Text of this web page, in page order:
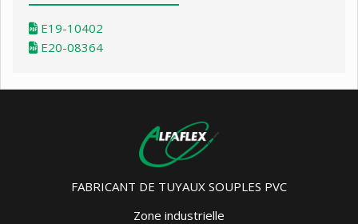
E19-10402
E20-08364
FABRICANT DE TUYAUX SOUPLES PVC
Zone industrielle